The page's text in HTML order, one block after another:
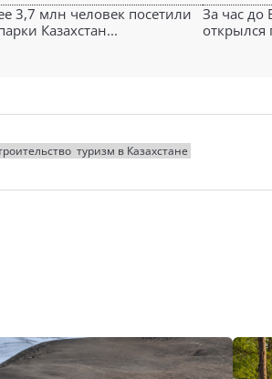
3,7 млн человек посетили
Казахстан...
За час до
открылся
туризм в Казахстане